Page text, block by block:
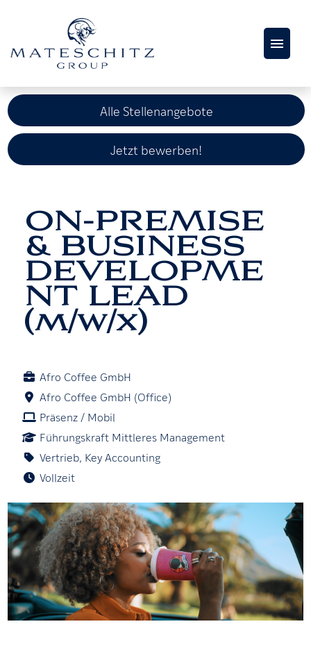
AKTUELLE
STELLENANGEBOTE
KARRIERESEITE
Alle Stellenangebote
Jetzt bewerben!
ON-PREMISE
& BUSINESS
DEVELOPME
NT LEAD
(m/w/x)
Afro Coffee GmbH
Afro Coffee GmbH (Office)
Präsenz / Mobil
Führungskraft Mittleres Management
Vertrieb, Key Accounting
Vollzeit